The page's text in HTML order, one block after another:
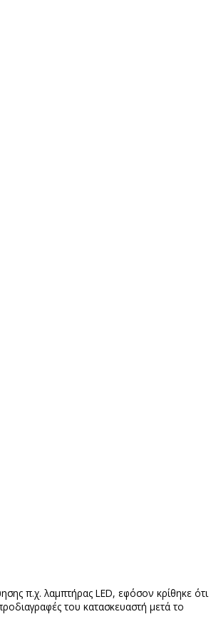
π.χ. λαμπτήρας LED, εφόσον κρίθηκε ότι
του κατασκευαστή μετά το